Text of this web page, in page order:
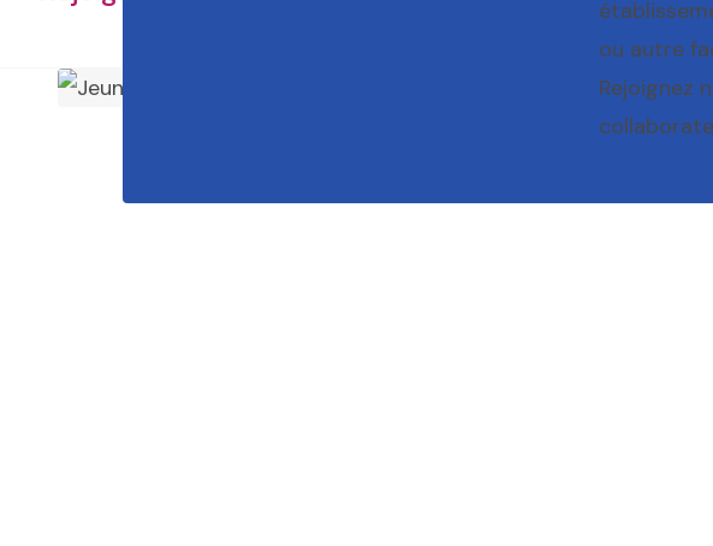
ou autre
Rejoignez